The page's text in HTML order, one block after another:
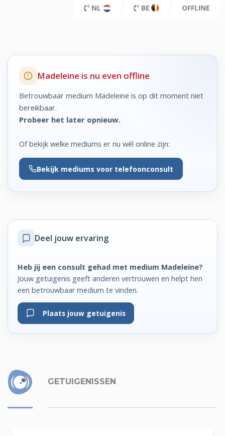
NL BE OFFLINE
Madeleine is nu even offline
Betrouwbaar medium Madeleine is op dit moment niet
bereikbaar.
Probeer het later opnieuw.
Of bekijk welke mediums er nu wél online zijn:
Bekijk mediums voor telefoonconsult
Deel jouw ervaring
Heb jij een consult gehad met medium Madeleine?
Jouw getuigenis geeft anderen vertrouwen en helpt hen
een betrouwbaar medium te vinden.
Plaats jouw getuigenis
GETUIGENISSEN